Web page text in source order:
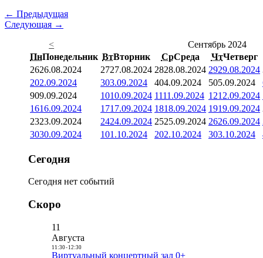
← Предыдущая
Следующая →
<
Сентябрь 2024
ПнПонедельник ВтВторник СрСреда ЧтЧетверг
2626.08.2024 2727.08.2024 2828.08.2024 2929.08.2024
202.09.2024 303.09.2024 404.09.2024 505.09.2024
909.09.2024 1010.09.2024 1111.09.2024 1212.09.2024
1616.09.2024 1717.09.2024 1818.09.2024 1919.09.2024
2323.09.2024 2424.09.2024 2525.09.2024 2626.09.2024
3030.09.2024 101.10.2024 202.10.2024 303.10.2024
Сегодня
Сегодня нет событий
Скоро
11
Августа
11:30- 12:30
Виртуальный концертный зал 0+